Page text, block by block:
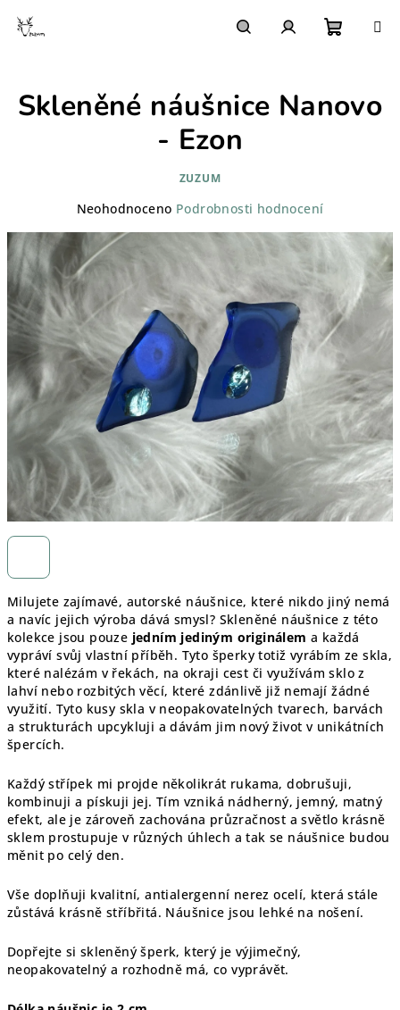
košík
Milujete zajímavé, autorské náušnice, které nikdo jiný nemá
a navíc jejich výroba dává smysl? Skleněné náušnice z této
kolekce jsou pouze jedním jediným originálem a každá
vypráví svůj vlastní příběh. Tyto šperky totiž vyrábím ze skla,
které nalézám v řekách, na okraji cest či využívám sklo z
lahví nebo rozbitých věcí, které zdánlivě již nemají žádné
využití. Tyto kusy skla v neopakovatelných tvarech, barvách
a strukturách upcykluji a dávám jim nový život v unikátních
špercích.
Každý střípek mi projde několikrát rukama, dobrušuji,
kombinuji a pískuji jej. Tím vzniká nádherný, jemný, matný
efekt, ale je zároveň zachována průzračnost a světlo krásně
sklem prostupuje v různých úhlech a tak se náušnice budou
měnit po celý den.
Vše doplňuji kvalitní, antialergenní nerez ocelí, která stále
zůstává krásně stříbřitá. Náušnice jsou lehké na nošení.
Dopřejte si skleněný šperk, který je výjimečný,
neopakovatelný a rozhodně má, co vyprávět.
Skleněné náušnice Nanovo
- Ezon
ZUZUM
Průměrné
produktu
je
0,0
z
5
hvězdiček.
Neohodnoceno Podrobnosti hodnocení